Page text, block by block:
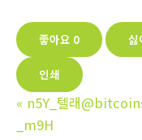
좋아요 0 싫
인쇄
« n5Y_텔래
_m9H